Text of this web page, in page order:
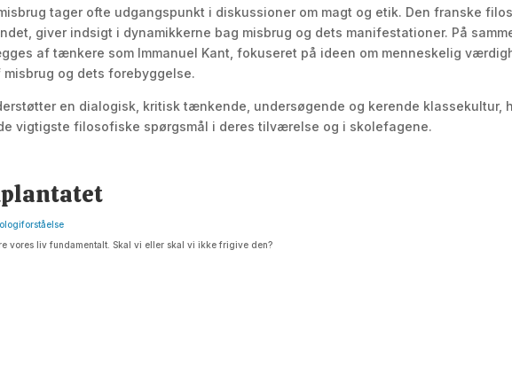
tager ofte udgangspunkt i diskussioner om magt og etik. Den franske
giver indsigt i dynamikkerne bag misbrug og dets manifestationer. På
af tænkere som Immanuel Kant, fokuseret på ideen om menneskelig
og dets forebyggelse.
en dialogisk, kritisk tænkende, undersøgende og kerende klassekultur,
vigtigste filosofiske spørgsmål i deres tilværelse og i skolefagene.
vores liv fundamentalt. Skal vi eller skal vi ikke frigive den?